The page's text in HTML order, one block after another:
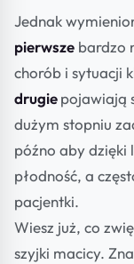
Jednak
pierwsze bardzo
chorób i sytuacji
drugiepojawiają
dużym stopniu
późno aby dzięki
płodność, a
pacjentki.
Wiesz już, co
szyjki macicy.